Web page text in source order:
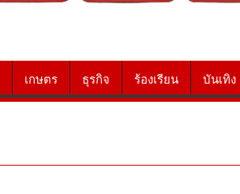
เกษตร ธุรกิจ ร้องเรียน บันเทิง